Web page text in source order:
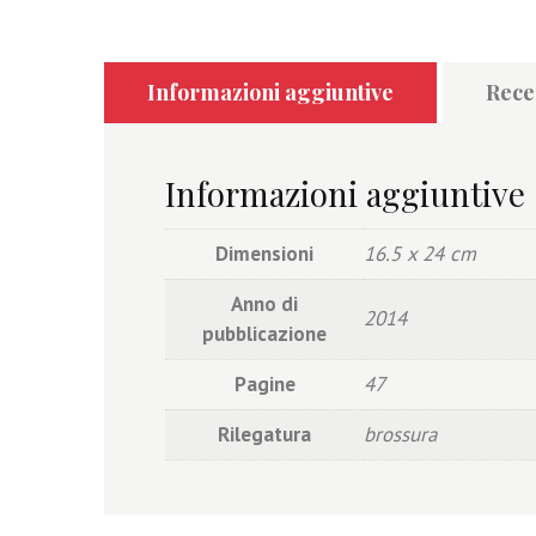
Informazioni aggiuntive
Informazioni aggiuntive
Dimensioni
16.5 x 24 cm
Anno di
pubblicazione
2014
Pagine
47
Rilegatura
brossura